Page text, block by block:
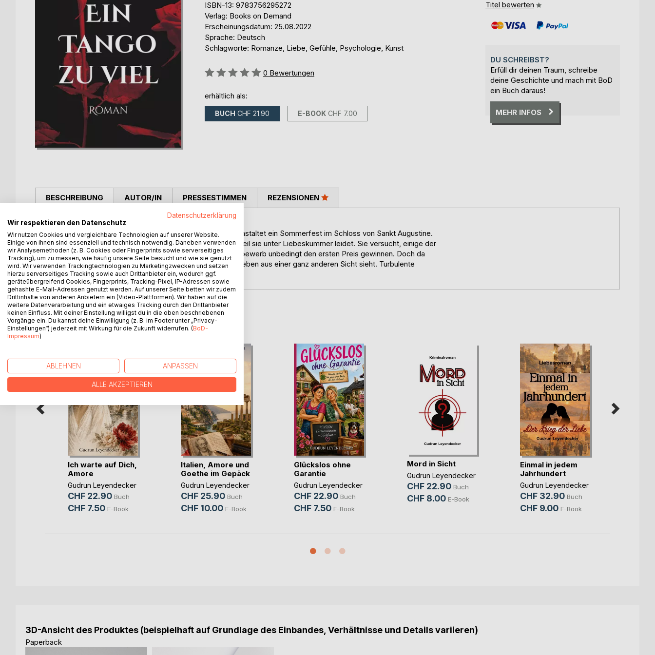
ISBN-13: 9783756295272
Verlag: Books on Demand
Erscheinungsdatum: 25.08.2022
Sprache: Deutsch
Schlagworte: Romanze, Liebe, Gefühle, Psychologie, Kunst
Bewertung::
0 Bewertungen
erhältlich als:
BUCH CHF 21.90 E-BOOK CHF 7.00
Titel bewerten
DU SCHREIBST?
Erfüll dir deinen Traum, schreibe
deine Geschichte und mach mit BoD
ein Buch daraus!
MEHR INFOS
BESCHREIBUNG
Der Roman "Ein Tango zu viel" hat viele Facetten.
Die Witwe des verstorbenen Künstlers Moro Rossini veranstaltet ein Sommerfest im Schloss von Sankt Augustine.
Auch Sara ist eingeladen, aber sie hat schlechte Laune, weil sie unter Liebeskummer leidet. Sie versucht, einige der
Veranstaltungen zu boykottieren, will aber beim Tanzwettbewerb unbedingt den ersten Preis gewinnen. Doch da
begegnet sie Hanna, einer kranken jungen Frau, die das Leben aus einer ganz anderen Sicht sieht. Turbulente
Zustände im Schloss sind vorprogrammiert.
AUTOR/IN PRESSESTIMMEN REZENSIONEN
WEITERE TITEL BEIBoD
Ich warte auf Dich,
Amore
Gudrun Leyendecker
CHF 22.90 Buch
CHF 7.50 E-Book
Italien, Amore und
Goethe im Gepäck
Gudrun Leyendecker
CHF 25.90 Buch
CHF 10.00 E-Book
Glückslos ohne
Garantie
Gudrun Leyendecker
CHF 22.90 Buch
CHF 7.50 E-Book
Mord in Sicht
Gudrun Leyendecker
CHF 22.90 Buch
CHF 8.00 E-Book
Einmal in jedem
Jahrhundert
Gudrun Leyendecker
CHF 32.90 Buch
CHF 9.00 E-Book
3D-Ansicht des Produktes (beispielhaft auf Grundlage des Einbandes, Verhältnisse und Details variieren)
Paperback
Datenschutzerklärung
Wir respektieren den Datenschutz
Wir nutzen Cookies und vergleichbare Technologien auf unserer Website.
Einige von ihnen sind essenziell und technisch notwendig. Daneben verwenden
wir Analysemethoden (z. B. Cookies oder Fingerprints sowie serverseitiges
Tracking), um zu messen, wie häufig unsere Seite besucht und wie sie genutzt
wird. Wir verwenden Trackingtechnologien zu Marketingzwecken und setzen
hierzu serverseitiges Tracking sowie auch Drittanbieter ein, wodurch ggf.
geräteübergreifend Cookies, Fingerprints, Tracking-Pixel, IP-Adressen sowie
gehashte E-Mail-Adressen genutzt werden. Auf unserer Seite betten wir zudem
Drittinhalte von anderen Anbietern ein (Video-Plattformen). Wir haben auf die
weitere Datenverarbeitung und ein etwaiges Tracking durch den Drittanbieter
keinen Einfluss. Mit deiner Einstellung willigst du in die oben beschriebenen
Vorgänge ein. Du kannst deine Einwilligung (z. B. im Footer unter „Privacy-
Einstellungen“) jederzeit mit Wirkung für die Zukunft widerrufen. (BoD-
Impressum)
ABLEHNEN ANPASSEN
ALLE AKZEPTIEREN